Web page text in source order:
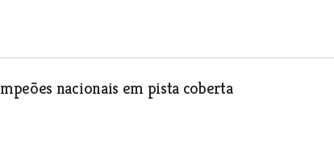
nacionais em pista coberta